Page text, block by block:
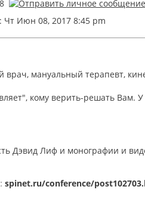
Чт Июн 08, 2017 8:45 pm
врач, мануальный терапевт,
кому верить-решать Вам.
Дэвид Лиф и монографии и
spinet.ru/conference/